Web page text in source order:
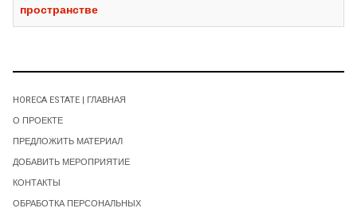
пространстве
HORECA ESTATE | ГЛАВНАЯ
О ПРОЕКТЕ
ПРЕДЛОЖИТЬ МАТЕРИАЛ
ДОБАВИТЬ МЕРОПРИЯТИЕ
КОНТАКТЫ
ОБРАБОТКА ПЕРСОНАЛЬНЫХ